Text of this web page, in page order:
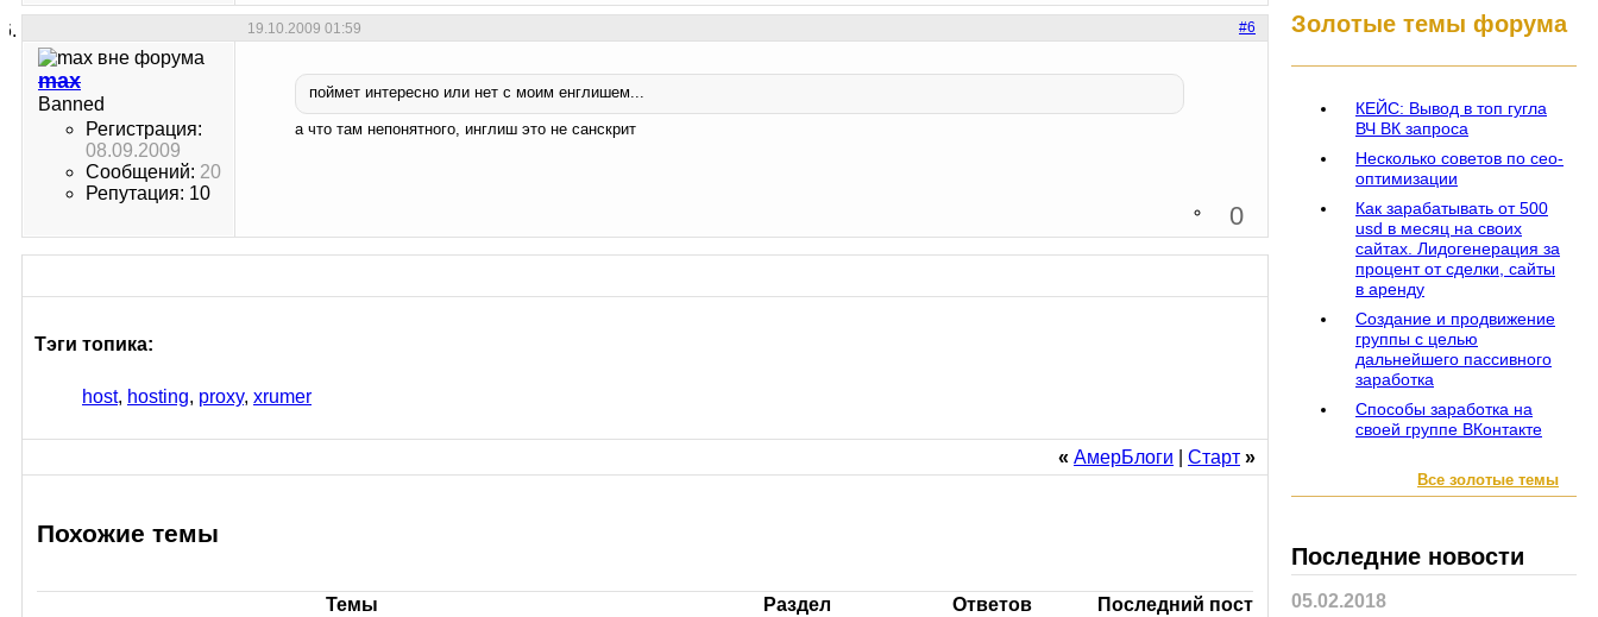
19.10.2009 01:59 #6
max
Banned
Регистрация:
08.09.2009
Сообщений: 20
Репутация: 10
поймет интересно или нет с моим енглишем...
а что там непонятного, инглиш это не санскрит
0
Тэги топика:
host, hosting, proxy, xrumer
« АмерБлоги Старт »
Похожие темы
Темы Раздел Ответов Последний пост
Золотые темы форума
КЕЙС: Вывод в топ гугла
ВЧ ВК запроса
Несколько советов по сео-
оптимизации
Как зарабатывать от 500
usd в месяц на своих
сайтах. Лидогенерация за
процент от сделки, сайты
в аренду
Создание и продвижение
группы с целью
дальнейшего пассивного
заработка
Способы заработка на
своей группе ВКонтакте
Все золотые темы
Последние новости
05.02.2018